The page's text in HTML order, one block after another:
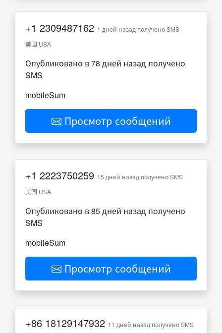
+1 2309487162 1 дней назад получено SMS
美国 USA
Опубликовано в 78 дней назад получено
SMS
mobileSum
Просмотр сообщений
+1 2223750259 15 дней назад получено SMS
美国 USA
Опубликовано в 85 дней назад получено
SMS
mobileSum
Просмотр сообщений
+86 18129147932 11 дней назад получено SMS